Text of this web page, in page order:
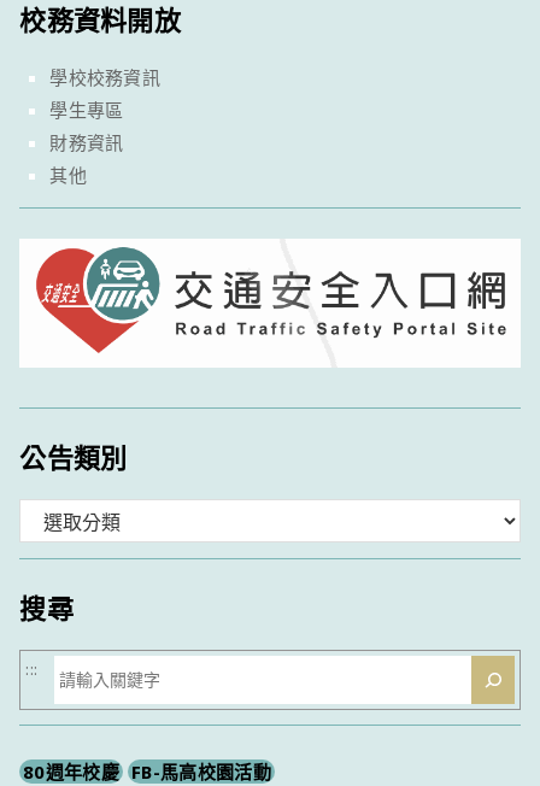
校務資料開放
學校校務資訊
學生專區
財務資訊
其他
公告類別
類
搜尋
搜
尋
:::
80週年校慶 FB-馬高校園活動